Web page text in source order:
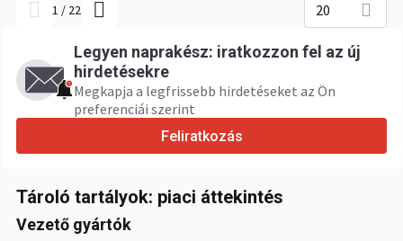
1 / 22 20
Legyen naprakész: iratkozzon fel az új
hirdetésekre
Megkapja a legfrissebb hirdetéseket az Ön
preferenciái szerint
Feliratkozás
Tároló tartályok: piaci áttekintés
Vezető gyártók